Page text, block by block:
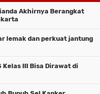
Akhirnya Berangkat
lemak dan perkuat jantung
III Bisa Dirawat di